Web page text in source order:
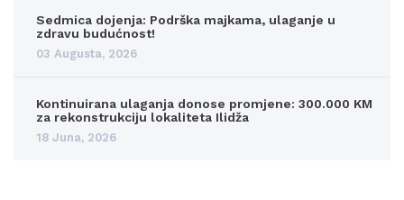
Sedmica dojenja: Podrška majkama, ulaganje u
zdravu budućnost!
03 Augusta, 2026
Kontinuirana ulaganja donose promjene: 300.000 KM
za rekonstrukciju lokaliteta Ilidža
18 Juna, 2026